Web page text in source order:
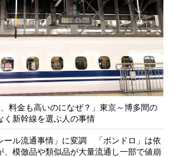
、料金も高いのになぜ？」東京～博多間の
く新幹線を選ぶ人の事情
ール流通事情」に変調 「ボンドロ」は依
、模倣品や類似品が大量流通し一部で値崩